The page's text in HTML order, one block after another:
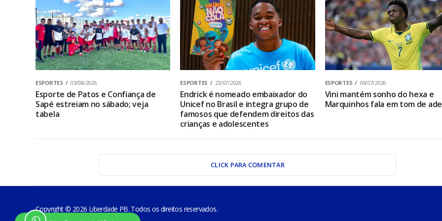
ESPORTES 03/08/2026
Esporte de Patos e Confiança de
Sapé estreiam no sábado; veja
tabela
ESPORTES 23/07/2026
Endrick é nomeado embaixador do
Unicef no Brasil e integra grupo de
famosos que defendem direitos das
crianças e adolescentes
ESPORTES 06/07/2026
Vini mantém sonho do hexa e
Marquinhos fala em tom de
CLICK PARA COMENTAR
Copyright © 2026 Liberdade PB. Todos os direitos reservados.